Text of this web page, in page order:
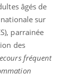
âgés de
sur
parrainée
des
fréquent